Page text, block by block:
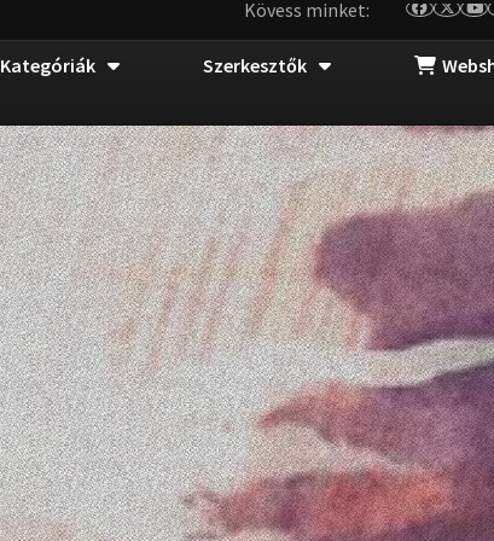
Kövess minket:
Kategóriák Szerkesztők